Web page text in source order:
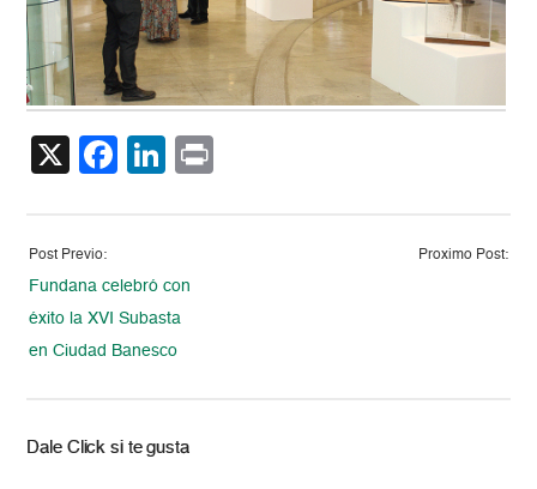
X Facebook
LinkedIn
Post Previo:
Fundana celebró con
éxito la XVI Subasta
en Ciudad Banesco
Proximo Post:
Dale Click si te gusta